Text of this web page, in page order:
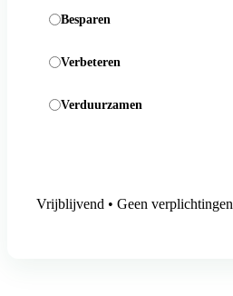
Besparen
Verbeteren
Verduurzamen
Vrijblijvend • Geen verplichtingen